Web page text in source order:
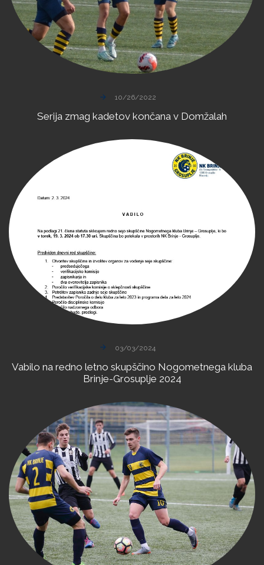
10/26/2022
Serija zmag kadetov končana v Domžalah
03/03/2024
Vabilo na redno letno skupščino Nogometnega kluba
Brinje-Grosuplje 2024